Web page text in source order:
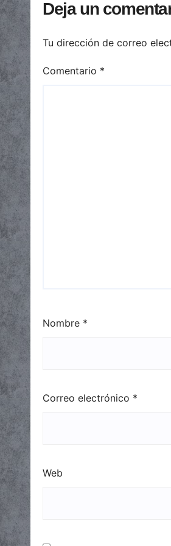
Deja un
Tu dirección de correo
Comentario *
Nombre *
Correo electrónico *
Web